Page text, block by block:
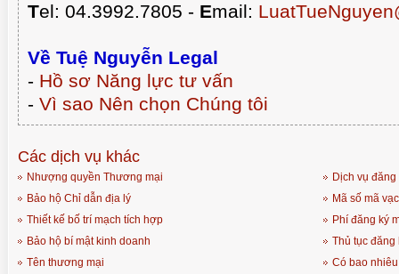
Tel: 04.3992.7805 - Email:
Về Tuệ Nguyễn Legal
- Hồ sơ Năng lực tư vấn
- Vì sao Nên chọn Chúng tôi
Các dịch vụ khác
Nhượng quyền Thương mại
Bảo hộ Chỉ dẫn địa lý
Thiết kế bố trí mạch tích hợp
Bảo hộ bí mật kinh doanh
Tên thương mại
Dịch vụ
Mã số mã
Phí đăng ký
Thủ tục đăng
Có bao